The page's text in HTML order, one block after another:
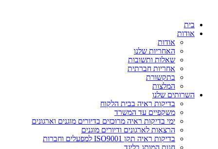
בית
אודות
אודות
האחריות שלנו
שאלות ותשובות
אחריות חברתית
בתקשורת
המלצות
השרותים שלנו
בדיקות ראיה בבית הלקוח
משקפיים עד המשרד
ימי בדיקות ראיה מרוכזים בדיורים מוגנים וארגונים
הרצאות לארגונים ודיורים מוגנים
בדיקות ראיה תקן ISO9001 למפעלים וחברות
חנות המותג בליגד